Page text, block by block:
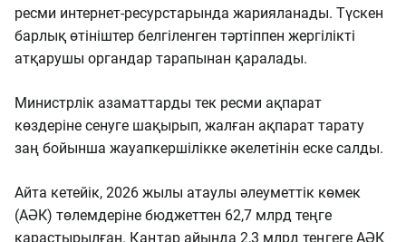
ресми интернет-ресурстарында жарияланады. Түскен
барлық өтініштер белгіленген тәртіппен жергілікті
атқарушы органдар тарапынан қаралады.
Министрлік азаматтарды тек ресми ақпарат
көздеріне сенуге шақырып, жалған ақпарат тарату
заң бойынша жауапкершілікке әкелетінін еске салды.
Айта кетейік, 2026 жылы атаулы әлеуметтік көмек
(АӘК) төлемдеріне бюджеттен 62,7 млрд теңге
қарастырылған. Қаңтар айында 2,3 млрд теңгеге АӘК